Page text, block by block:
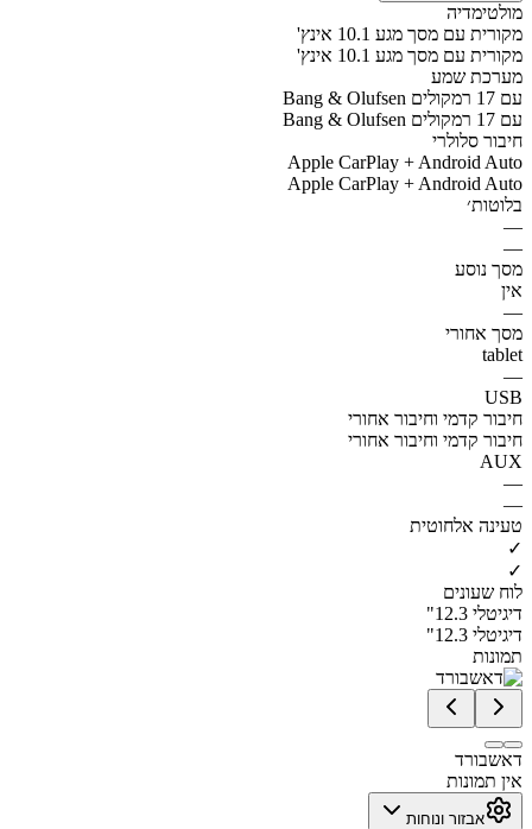
מולטימדיה
מקורית עם מסך מגע 10.1 אינץ'
מקורית עם מסך מגע 10.1 אינץ'
מערכת שמע
Bang & Olufsen עם 17 רמקולים
Bang & Olufsen עם 17 רמקולים
חיבור סלולרי
Apple CarPlay + Android Auto
Apple CarPlay + Android Auto
בלוטות׳
—
—
מסך נוסע
אין
—
מסך אחורי
tablet
—
USB
חיבור קדמי וחיבור אחורי
חיבור קדמי וחיבור אחורי
AUX
—
—
טעינה אלחוטית
✓
✓
לוח שעונים
דיגיטלי 12.3"
דיגיטלי 12.3"
תמונות
דאשבורד
אין תמונות
אבזור ונוחות